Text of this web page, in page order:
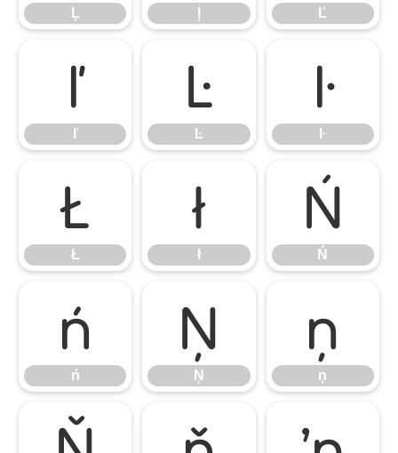
Ļ Ľ
ľ
ľ
Ŀ
Ŀ
ŀ
ŀ
Ł
Ł
ł
ł
Ń
Ń
ń
ń
Ņ
Ņ
ņ
ņ